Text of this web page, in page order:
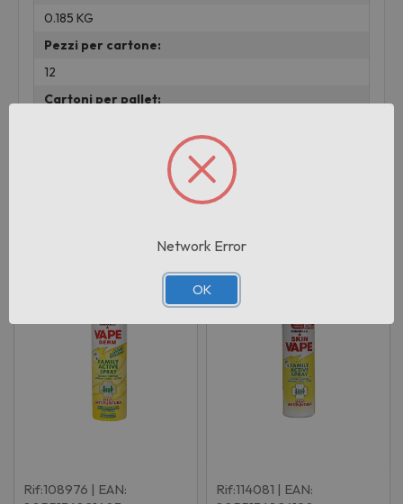
0.185 KG
Pezzi per cartone:
12
Cartoni per pallet:
Prodotti correlati
Rif:108976 | EAN:
Rif:114081 | EAN:
Network Error
OK